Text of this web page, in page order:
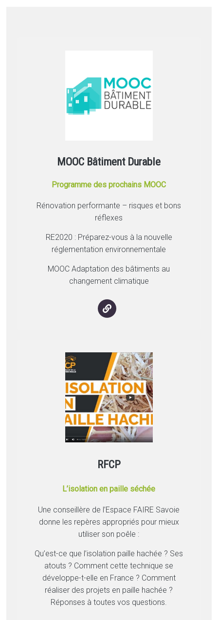
MOOC Bâtiment Durable
Programme des prochains MOOC
Rénovation performante – risques et bons
réflexes
RE2020 : Préparez-vous à la nouvelle
réglementation environnementale
MOOC Adaptation des bâtiments au
changement climatique
RFCP
L’isolation en paille séchée
Une conseillère de l’Espace FAIRE Savoie
donne les repères appropriés pour mieux
utiliser son poêle :
Qu’est-ce que l’isolation paille hachée ? Ses
atouts ? Comment cette technique se
développe-t-elle en France ? Comment
réaliser des projets en paille hachée ?
Réponses à toutes vos questions.